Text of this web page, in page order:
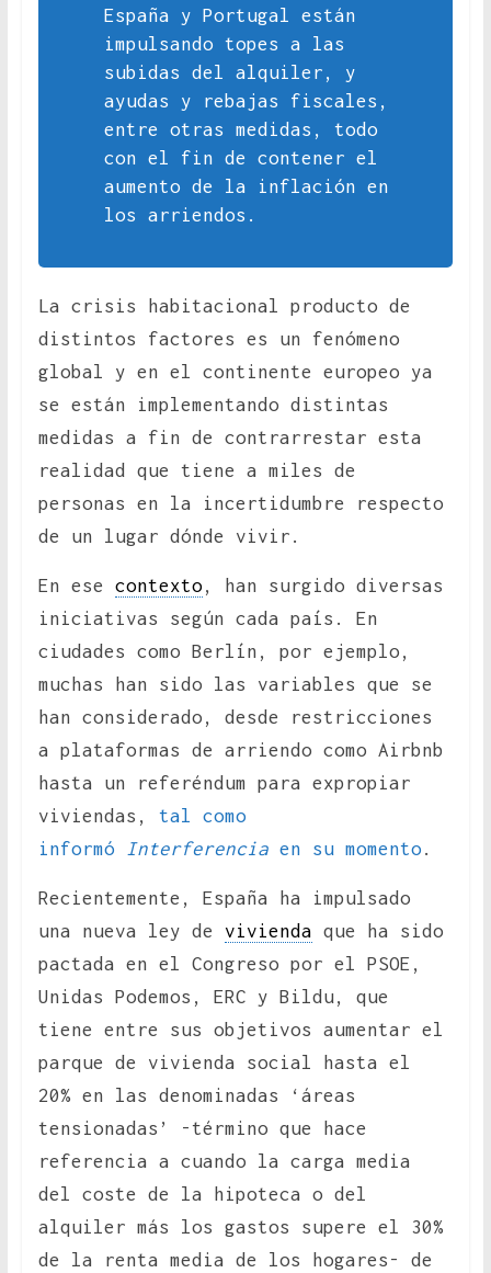
España y Portugal están
impulsando topes a las
subidas del alquiler, y
ayudas y rebajas fiscales,
entre otras medidas, todo
con el fin de contener el
aumento de la inflación en
los arriendos.
La crisis habitacional producto de
distintos factores es un fenómeno
global y en el continente europeo ya
se están implementando distintas
medidas a fin de contrarrestar esta
realidad que tiene a miles de
personas en la incertidumbre respecto
de un lugar dónde vivir.
En ese contexto, han surgido diversas
iniciativas según cada país. En
ciudades como Berlín, por ejemplo,
muchas han sido las variables que se
han considerado, desde restricciones
a plataformas de arriendo como Airbnb
hasta un referéndum para expropiar
viviendas, tal como
informó Interferenciaen su momento .
Recientemente, España ha impulsado
una nueva ley de vivienda que ha sido
pactada en el Congreso por el PSOE,
Unidas Podemos, ERC y Bildu, que
tiene entre sus objetivos aumentar el
parque de vivienda social hasta el
20% en las denominadas ‘áreas
tensionadas’ -término que hace
referencia a cuando la carga media
del coste de la hipoteca o del
alquiler más los gastos supere el 30%
de la renta media de los hogares- de